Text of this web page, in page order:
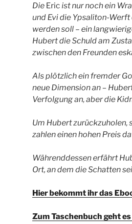
Die Eric ist nur noch ein
und Evi die Ypsaliton-
werden soll – ein
Hubert die Schuld am
zwischen den Freunden
Als plötzlich ein fremder
neue Dimension an –
Verfolgung an, aber die
Um Hubert zurückzuholen,
zahlen einen hohen Preis
Währenddessen erfährt
Ort, an dem die Schatten
Hier bekommt ihr das
Zum Taschenbuch geht